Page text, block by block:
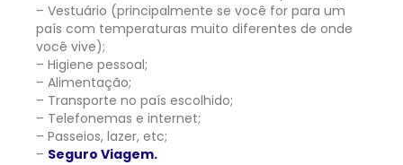
– Vestuário (principalmente se você for para um
país com temperaturas muito diferentes de onde
você vive);
– Higiene pessoal;
– Alimentação;
– Transporte no país escolhido;
– Telefonemas e internet;
– Passeios, lazer, etc;
– Seguro Viagem.